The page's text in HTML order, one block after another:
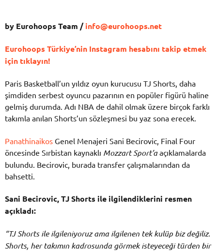
by Eurohoops Team /info@eurohoops.net
Eurohoops Türkiye’nin Instagram hesabını takip etmek
için tıklayın!
Paris Basketball’un yıldız oyun kurucusu TJ Shorts, daha
şimdiden serbest oyuncu pazarının en popüler figürü haline
gelmiş durumda. Adı NBA de dahil olmak üzere birçok farklı
takımla anılan Shorts’un sözleşmesi bu yaz sona erecek.
Panathinaikos Genel Menajeri Sani Becirovic, Final Four
öncesinde Sırbistan kaynaklı Mozzart Sport’aaçıklamalarda
bulundu. Becirovic, burada transfer çalışmalarından da
bahsetti.
Sani Becirovic, TJ Shorts ile ilgilendiklerini resmen
açıkladı:
“TJ Shorts ile ilgileniyoruz ama ilgilenen tek kulüp biz değiliz.
Shorts, her takımın kadrosunda görmek isteyeceği türden bir